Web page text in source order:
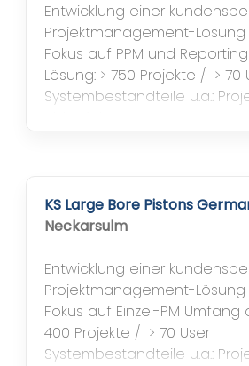
Entwicklung einer
Projektmanagement-
Fokus auf PPM und
Lösung: > 750 Projekte / ​ > 70
Systembestandteile u.a.:
KS Large Bore Pistons
Neckarsulm
Entwicklung einer
Projektmanagement-
Fokus auf Einzel-PM Umfang
400 Projekte / ​ > 70 User
Systembestandteile u.a.: